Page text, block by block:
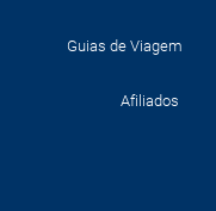
Guias de Viagem
Afiliados